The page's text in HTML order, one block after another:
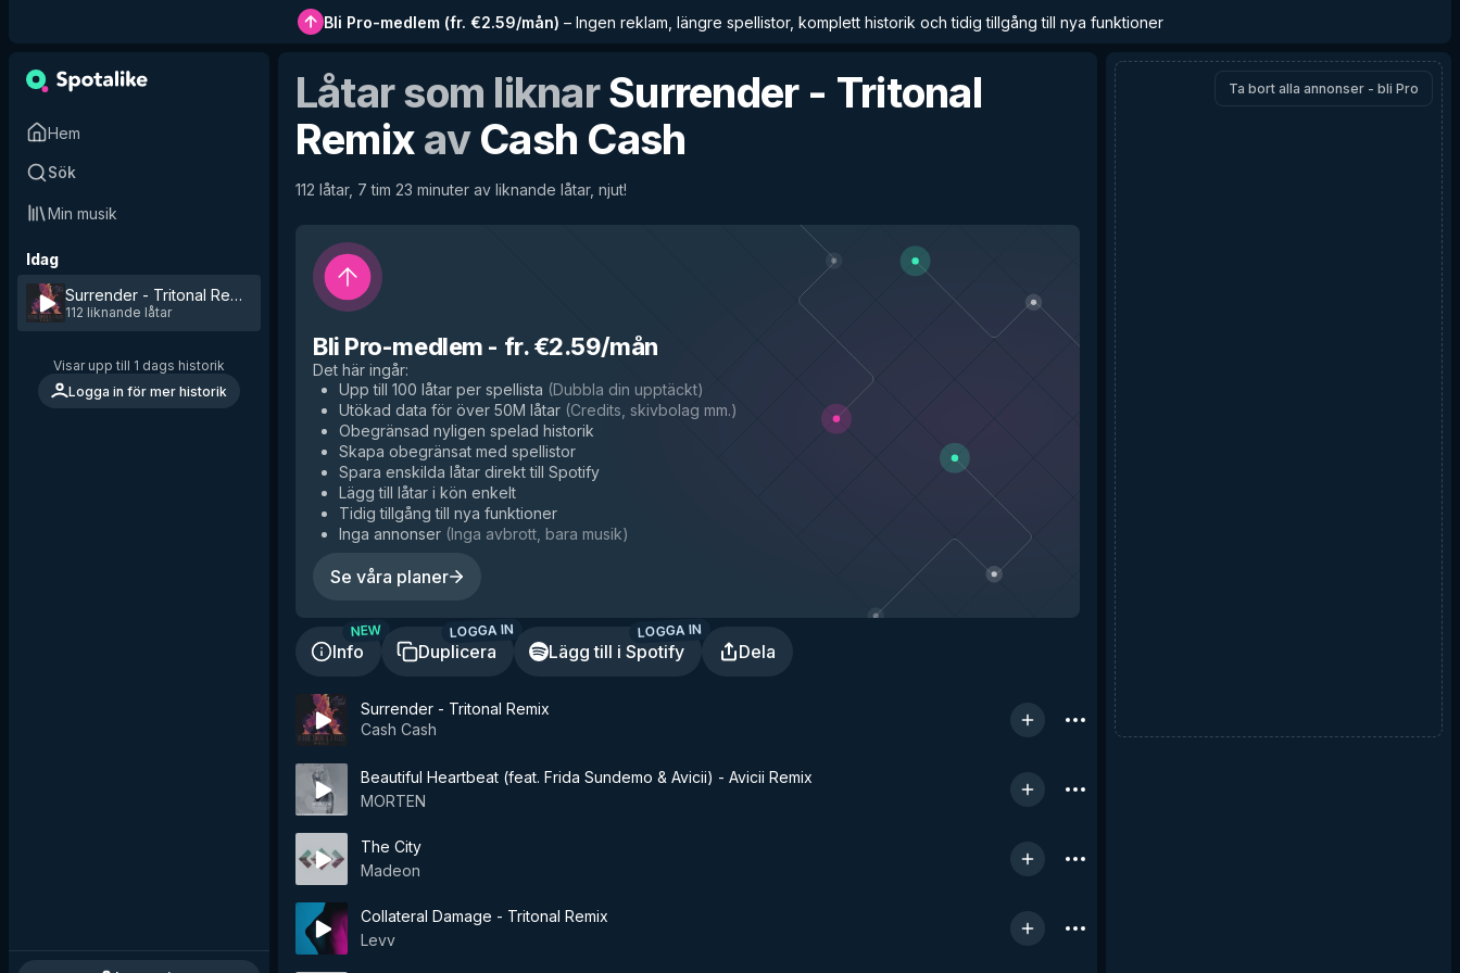
Bli Pro-medlem(fr. €2.59/mån) – Ingen reklam, längre spellistor, komplett historik och tidig tillgång till nya funktioner
Hem
Sök
Min musik
Idag
Surrender - Tritonal Remix
Cash Cash
112 liknande låtar
Visar upp till 1 dags historik
Logga in för mer historik
Låtar som liknarSurrender - Tritonal
RemixavCash Cash
112 låtar, 7 tim 23 minuter av liknande låtar, njut!
Bli Pro-medlem - fr. €2.59/mån
Det här ingår:
Upp till 100 låtar per spellista (Dubbla din upptäckt)
Utökad data för över 50M låtar (Credits, skivbolag mm.)
Obegränsad nyligen spelad historik
Skapa obegränsat med spellistor
Spara enskilda låtar direkt till Spotify
Lägg till låtar i kön enkelt
Tidig tillgång till nya funktioner
Inga annonser (Inga avbrott, bara musik)
Se våra planer
Info
NEW
Duplicera
LOGGA IN
Lägg till i Spotify
LOGGA IN
Dela
Surrender - Tritonal Remix
Cash Cash
Beautiful Heartbeat (feat. Frida Sundemo & Avicii) - Avicii Remix
MORTEN
The City
Madeon
Collateral Damage - Tritonal Remix
Levv
Ta bort alla annonser - bli Pro